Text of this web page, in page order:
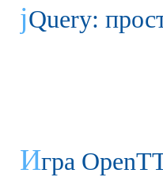
jQuery:
Игра